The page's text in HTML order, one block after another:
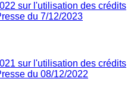
sur l'utilisation des crédits
du 7/12/2023
sur l'utilisation des crédits
du 08/12/2022